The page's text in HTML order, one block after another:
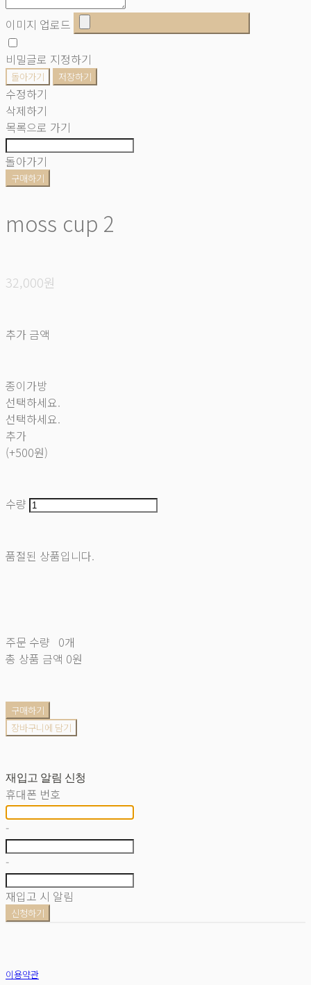
이미지 업로드
비밀글로 지정하기
돌아가기 저장하기
수정하기
삭제하기
목록으로 가기
돌아가기
구매하기
moss cup 2
32,000원
추가 금액
종이가방
선택하세요.
선택하세요.
추가
(+500원)
수량
품절된 상품입니다.
주문 수량 0개
총 상품 금액 0원
구매하기
장바구니에 담기
재입고 알림 신청
휴대폰 번호
-
-
재입고 시 알림
신청하기
이용약관